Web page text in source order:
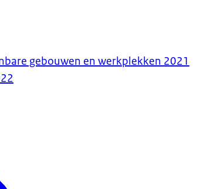
gebouwen en werkplekken 2021